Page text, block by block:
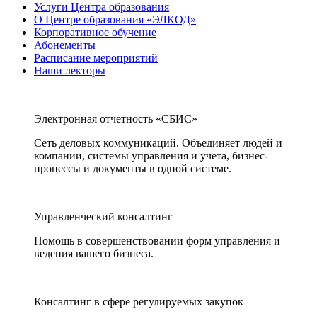
Услуги Центра образования
О Центре образования «ЭЛКОД»
Корпоративное обучение
Абонементы
Расписание мероприятий
Наши лекторы
Электронная отчетность «СБИС»
Сеть деловых коммуникаций. Объединяет людей и
компании, системы управления и учета, бизнес-
процессы и документы в одной системе.
Управленческий консалтинг
Помощь в совершенствовании форм управления и
ведения вашего бизнеса.
Консалтинг в сфере регулируемых закупок